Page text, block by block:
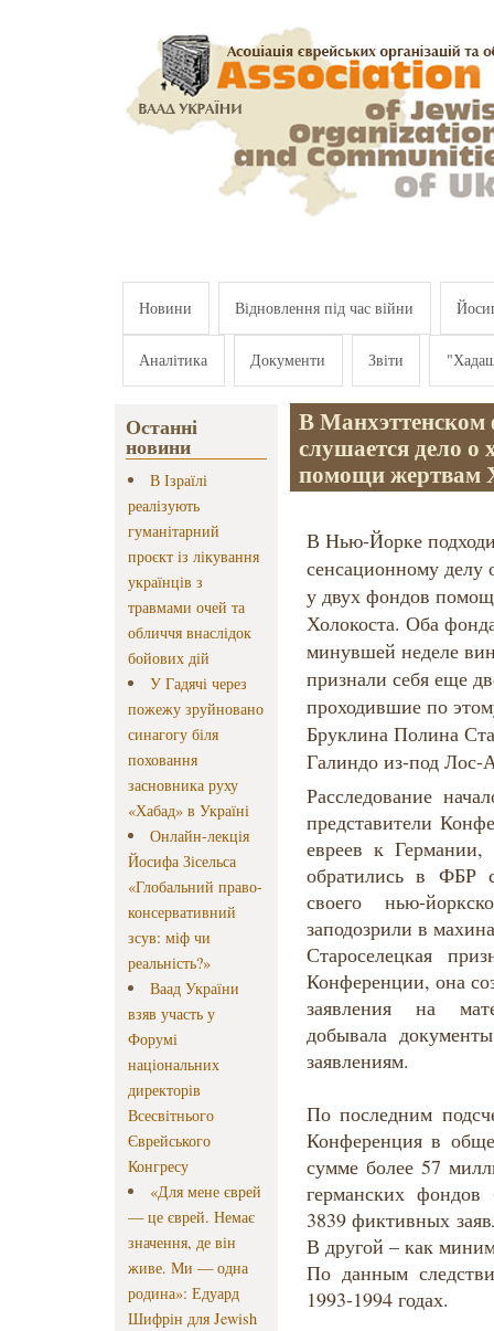
Новини Відновлення під час війни
Аналітика Документи Звіти
Останні
новини
В Ізраїлі
реалізують
гуманітарний
проєкт із лікування
українців з
травмами очей та
обличчя внаслідок
бойових дій
У Гадячі через
пожежу зруйновано
синагогу біля
поховання
засновника руху
«Хабад» в Україні
Онлайн-лекція
Йосифа Зісельса
«Глобальний право-
консервативний
зсув: міф чи
реальність?»
Ваад України
взяв участь у
Форумі
національних
директорів
Всесвітнього
Єврейського
Конгресу
«Для мене єврей
— це єврей. Немає
значення, де він
живе. Ми — одна
родина»: Едуард
Шифрін для Jewish
В Манхэттенском
слушается дело о
помощи жертвам
В Нью-Йорке
сенсационному
у двух фондов
Холокоста. Оба
минувшей неделе
признали себя еще
проходившие по
Бруклина Полина
Галиндо из-под Лос-
Расследование
представители
евреев к
обратились в ФБР
своего нью-
заподозрили в
Староселецкая
Конференции, она
заявления на
добывала
заявлениям.
По последним
Конференция в
сумме более 57
германских
3839 фиктивных
В другой – как
По данным
1993-1994 годах.